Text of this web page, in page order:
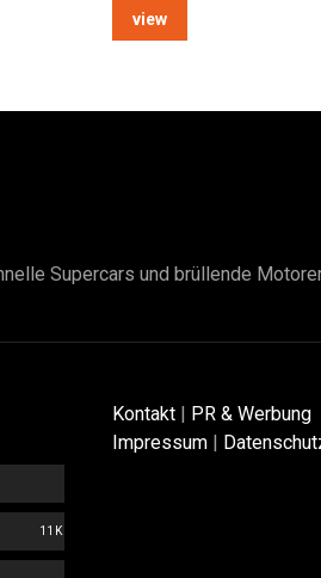
view
Supercars und brüllende
11K
Kontakt | PR & Werbung
Impressum |